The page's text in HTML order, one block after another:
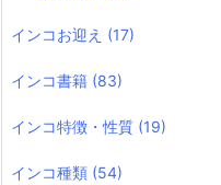
インコお迎え (17)
インコ書籍 (83)
インコ特徴・性質 (19)
インコ種類 (54)